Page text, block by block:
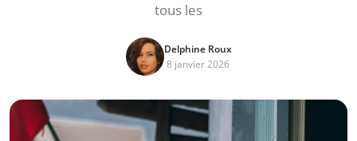
tous les
Delphine Roux
8 janvier 2026